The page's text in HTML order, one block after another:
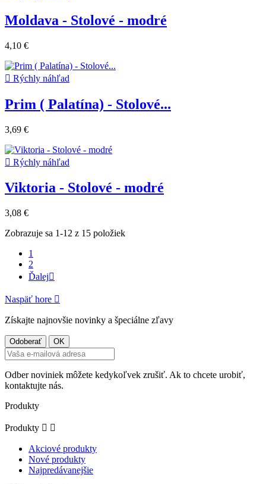
Moldava - Stolové - modré
4,10 €
 Rýchly náhľad
Prim ( Palatína) - Stolové...
3,69 €
 Rýchly náhľad
Viktoria - Stolové - modré
3,08 €
Zobrazuje sa 1-12 z 15 položiek
1
2
Ďalej
Naspäť hore 
Získajte najnovšie novinky a špeciálne zľavy
Odber noviniek môžete kedykoľvek zrušiť. Ak to chcete urobiť,
kontaktujte nás.
Produkty
Produkty  
Akciové produkty
Nové produkty
Najpredávanejšie